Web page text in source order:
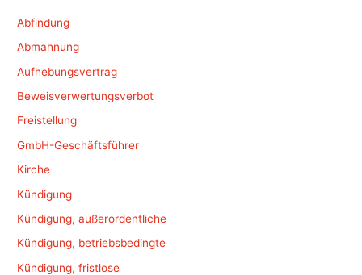
Abfindung
Abmahnung
Aufhebungsvertrag
Beweisverwertungsverbot
Freistellung
GmbH-Geschäftsführer
Kirche
Kündigung
Kündigung, außerordentliche
Kündigung, betriebsbedingte
Kündigung, fristlose